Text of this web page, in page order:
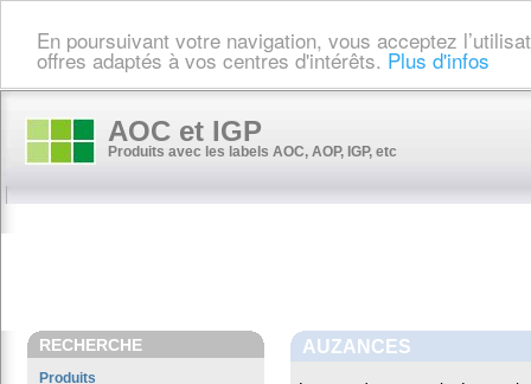
En poursuivant votre navigation, vous acceptez
offres adaptés à vos centres d'intérêts. Plus d'infos
AOC et IGP
Produits avec les labels AOC, AOP, IGP, etc
RECHERCHE
Produits
AUZANCES